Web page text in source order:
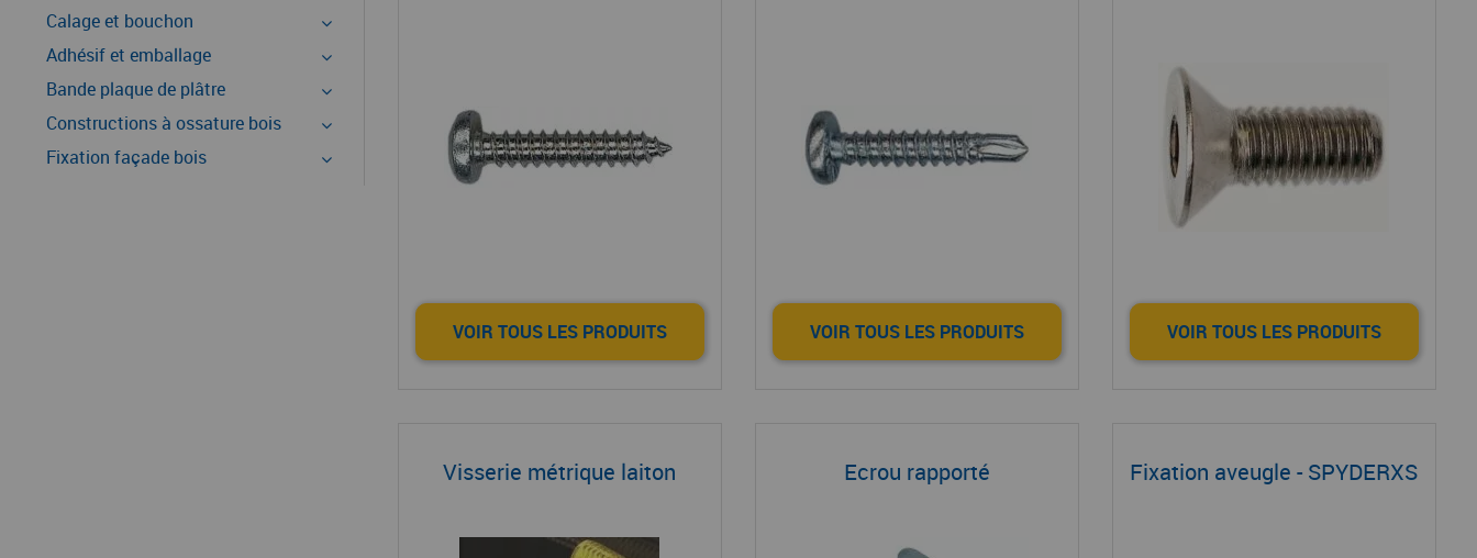
Calage et bouchon
Adhésif et emballage
Bande plaque de plâtre
Constructions à ossature bois
Fixation façade bois
VOIR TOUS LES PRODUITS VOIR TOUS LES PRODUITS VOIR TOUS LES PRODUITS
Visserie métrique laiton Ecrou rapporté Fixation aveugle - SPYDERXS